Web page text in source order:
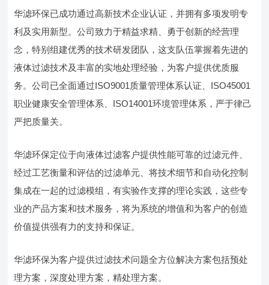
华滤环保已成功通过高新技术企业认证，并拥有多项发明专
利及实用新型。公司致力于精益求精、勇于创新的经营理
念，特别组建优秀的技术研发团队，这支队伍掌握着先进的
液体过滤技术及丰富的实地处理经验，为客户提供优质服
务。公司已全面通过ISO9001质量管理体系认证、ISO45001
职业健康安全管理体系、ISO14001环境管理体系，严于律己
严把质量关。
华滤环保定位于向液体过滤客户提供性能可靠的过滤元件、
经过工艺衡量和评估的过滤单元、将技术细节和自动化控制
集成在一起的过滤模组，有实验作支撑的理论实践，这些专
业的产品方案和技术服务，将为系统的增值和为客户的创造
价值提供强有力的支持和保证。
华滤环保为客户提供过滤技术问题全方位解决方案包括预处
理方案，深度处理方案，精处理方案。